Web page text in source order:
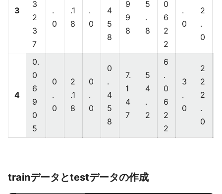
3
3
2
3
7
.
0
.1
8
.
0
4
5
8
9
9
8
5
.
8
0
6
2
2
.
0
2
.
0
4
0.
0
6
9
0
5
0
.
0
2
.1
8
0
.
0
0
.
4
5
8
7.
1
4
7
5
4
.
2
6
.
0
6
2
2
3
.
0
2
2
2
.
0
trainデータとtestデータの作成